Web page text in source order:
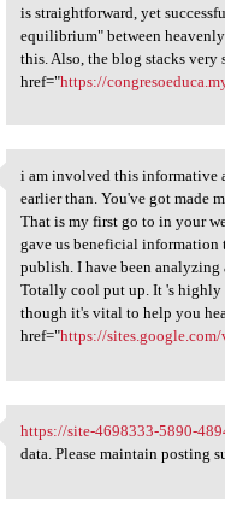
is straightforward, yet
equilibrium" between
this. Also, the blog stacks very
href="https://
i am involved this
i am involved this informative
earlier than. You've got made
That is my first go to in your
gave us beneficial information
publish. I have been
Totally cool put up. It 's highly
though it's vital to help you
href="https://
https://site-4698333-
https://site-4698333-5890-
data. Please maintain posting